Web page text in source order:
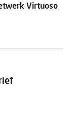
Virtuoso